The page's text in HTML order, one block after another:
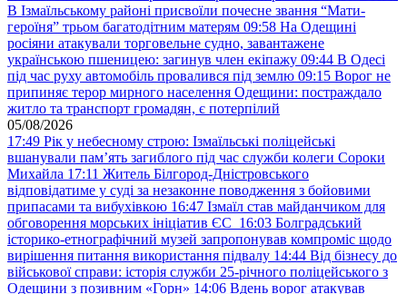
В Ізмаїльському районі присвоїли почесне звання “Мати-
героїня” трьом багатодітним матерям 09:58 На Одещині
росіяни атакували торговельне судно, завантажене
українською пшеницею: загинув член екіпажу 09:44 В Одесі
під час руху автомобіль провалився під землю 09:15 Ворог не
припиняє терор мирного населення Одещини: постраждало
житло та транспорт громадян, є потерпілий
05/08/2026
17:49 Рік у небесному строю: Ізмаїльські поліцейські
вшанували пам’ять загиблого під час служби колеги Сороки
Михайла 17:11 Житель Білгород-Дністровського
відповідатиме у суді за незаконне поводження з бойовими
припасами та вибухівкою 16:47 Ізмаїл став майданчиком для
обговорення морських ініціатив ЄС 16:03 Болградський
історико-етнографічний музей запропонував компроміс щодо
вирішення питання використання підвалу 14:44 Від бізнесу до
військової справи: історія служби 25-річного поліцейського з
Одещини з позивним «Горн» 14:06 Вдень ворог атакував